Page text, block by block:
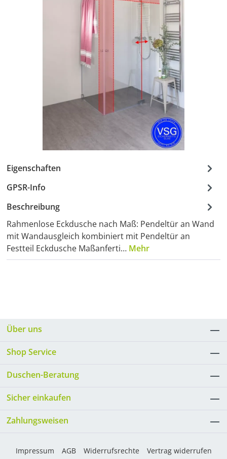
Eigenschaften
GPSR-Info
Beschreibung
Rahmenlose Eckdusche nach Maß: Pendeltür an Wand
mit Wandausgleich kombiniert mit Pendeltür an
Festteil Eckdusche Maßanferti… Mehr
Über uns
Shop Service
Duschen-Beratung
Sicher einkaufen
Zahlungsweisen
Impressum AGB Widerrufsrechte Vertrag widerrufen